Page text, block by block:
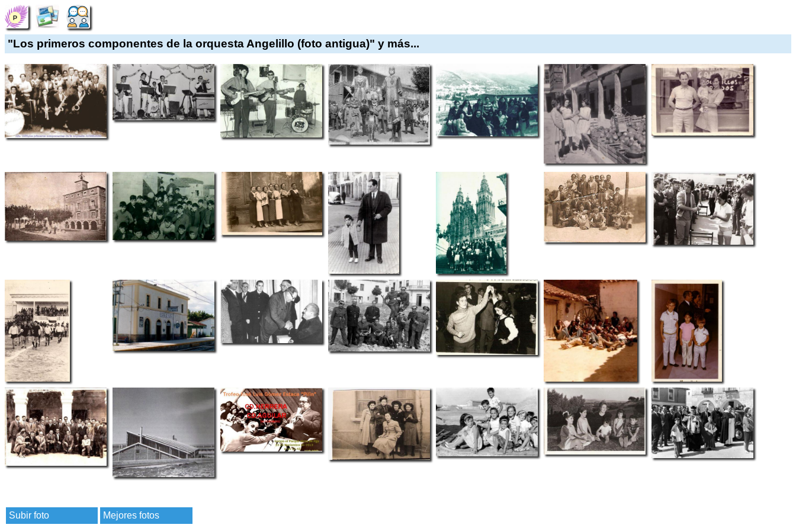
"Los primeros componentes de la orquesta Angelillo (foto antigua)" y más...
Subir foto Mejores fotos